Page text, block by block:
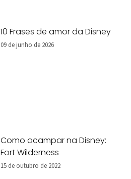
10 Frases de amor da Disney
09 de junho de 2026
Como acampar na Disney:
Fort Wilderness
15 de outubro de 2022